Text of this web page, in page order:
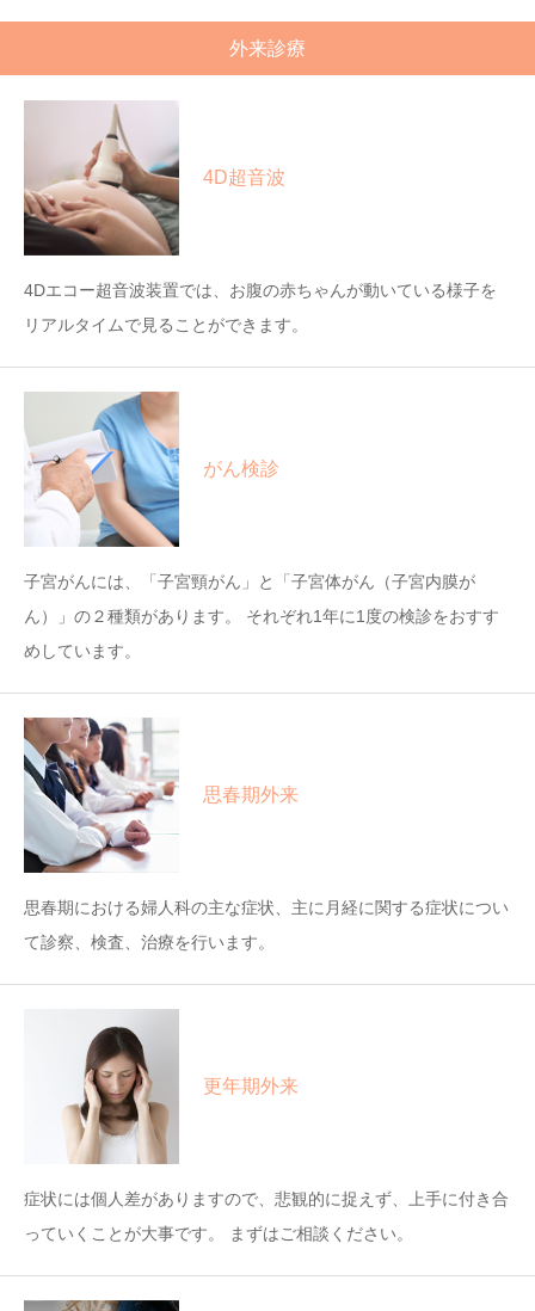
外来診療
4D超音波
4Dエコー超音波装置では、お腹の赤ちゃんが動いている様子を
リアルタイムで見ることができます。
がん検診
子宮がんには、「子宮頸がん」と「子宮体がん（子宮内膜が
ん）」の２種類があります。 それぞれ1年に1度の検診をおすす
めしています。
思春期外来
思春期における婦人科の主な症状、主に月経に関する症状につい
て診察、検査、治療を行います。
更年期外来
症状には個人差がありますので、悲観的に捉えず、上手に付き合
っていくことが大事です。 まずはご相談ください。